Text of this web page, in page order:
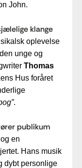
John.
klange
oplevelse
unge og
Thomas
Hus foråret
.
publikum
en
Hans musik
dybt personlige